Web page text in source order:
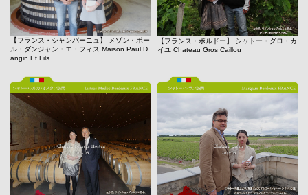
【フランス・シャンパーニュ】 メゾン・ポー
ル・ダンジャン・エ・フィス Maison Paul D
angin Et Fils
【フランス・ボルドー】 シャトー・グロ・カ
イユ Chateau Gros Caillou